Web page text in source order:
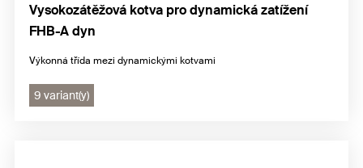
Vysokozátěžová kotva pro dynamická zatížení
FHB-A dyn
Výkonná třída mezi dynamickými kotvami
9 variant(y)